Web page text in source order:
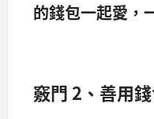
的錢包一起愛，
竅門 2、善用錢